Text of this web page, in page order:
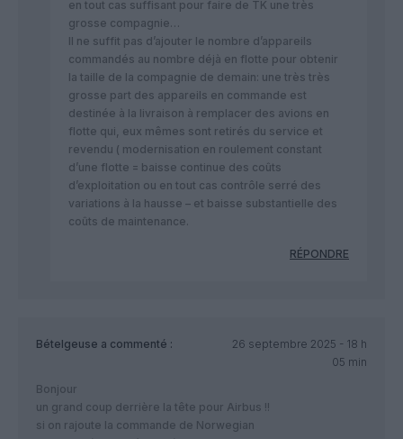
en tout cas suffisant pour faire de TK une très
grosse compagnie…
Il ne suffit pas d’ajouter le nombre d’appareils
commandés au nombre déjà en flotte pour obtenir
la taille de la compagnie de demain: une très très
grosse part des appareils en commande est
destinée à la livraison à remplacer des avions en
flotte qui, eux mêmes sont retirés du service et
revendu ( modernisation en roulement constant
d’une flotte = baisse continue des coûts
d’exploitation ou en tout cas contrôle serré des
variations à la hausse – et baisse substantielle des
coûts de maintenance.
RÉPONDRE
Bételgeuse a commenté :
26 septembre 2025 - 18 h
05 min
Bonjour
un grand coup derrière la tête pour Airbus !!
si on rajoute la commande de Norwegian